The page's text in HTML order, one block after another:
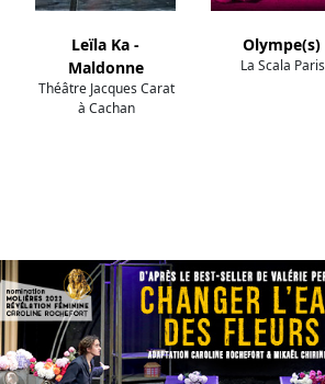
Leïla Ka -
Maldonne
Théâtre Jacques Carat
à Cachan
Olympe(s)
La Scala Paris